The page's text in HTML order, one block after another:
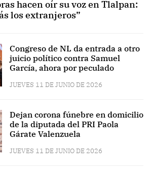
hacen oír su voz en Tlalpan:
los extranjeros”
Congreso de NL da entrada a otro
juicio político contra Samuel
García, ahora por peculado
JUEVES 11 DE JUNIO DE 2026
Dejan corona fúnebre en domicilio
de la diputada del PRI Paola
Gárate Valenzuela
JUEVES 11 DE JUNIO DE 2026